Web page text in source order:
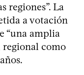
regiones”. La
a votación
“una amplia
como